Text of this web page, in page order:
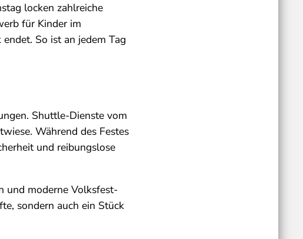
locken zahlreiche
für Kinder im
So ist an jedem Tag
Shuttle-Dienste vom
Während des Festes
und reibungslose
und moderne Volksfest-
sondern auch ein Stück